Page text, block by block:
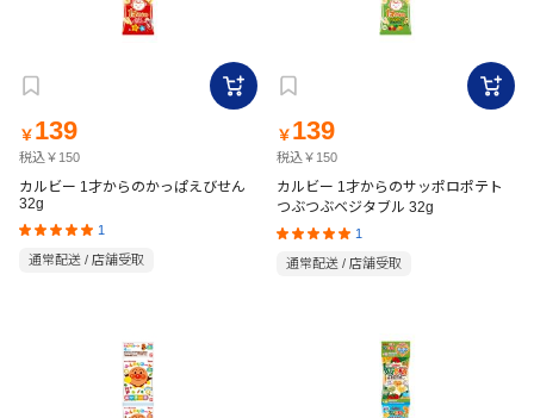
￥ 139
税込￥150
カルビー 1才からのかっぱえびせん
32g
1
通常配送 / 店舗受取
￥ 139
税込￥150
カルビー 1才からのサッポロポテト
つぶつぶベジタブル 32g
1
通常配送 / 店舗受取